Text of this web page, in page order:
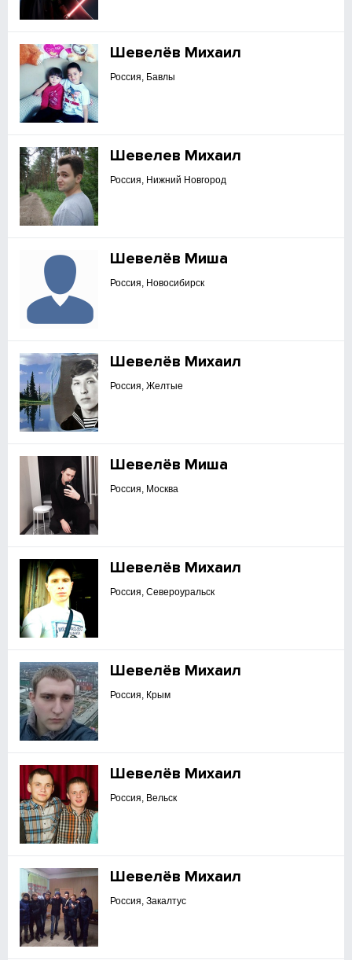
Шевелёв Михаил
Россия, Бавлы
Шевелев Михаил
Россия, Нижний Новгород
Шевелёв Миша
Россия, Новосибирск
Шевелёв Михаил
Россия, Желтые
Шевелёв Миша
Россия, Москва
Шевелёв Михаил
Россия, Североуральск
Шевелёв Михаил
Россия, Крым
Шевелёв Михаил
Россия, Вельск
Шевелёв Михаил
Россия, Закалтус